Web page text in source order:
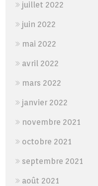
juillet 2022
juin 2022
mai 2022
avril 2022
mars 2022
janvier 2022
novembre 2021
octobre 2021
septembre 2021
août 2021